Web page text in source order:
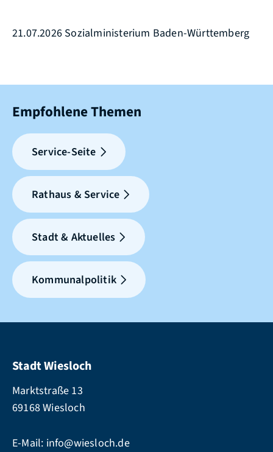
21.07.2026 Sozialministerium Baden-Württemberg
Empfohlene Themen
Service-Seite
Rathaus & Service
Stadt & Aktuelles
Kommunalpolitik
Stadt Wiesloch
Marktstraße 13
69168 Wiesloch
E-Mail: info@wiesloch.de